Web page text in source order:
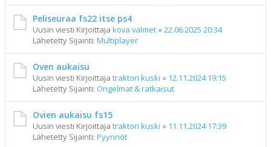
Peliseuraa fs22 itse ps4
Uusin viesti Kirjoittaja kova valmet « 22.06.2025 20:34
Lähetetty Sijainti: Multiplayer
Oven aukaisu
Uusin viesti Kirjoittaja traktori kuski « 12.11.2024 19:15
Lähetetty Sijainti: Ongelmat & ratkaisut
Ovien aukaisu fs15
Uusin viesti Kirjoittaja traktori kuski « 11.11.2024 17:39
Lähetetty Sijainti: Pyynnöt